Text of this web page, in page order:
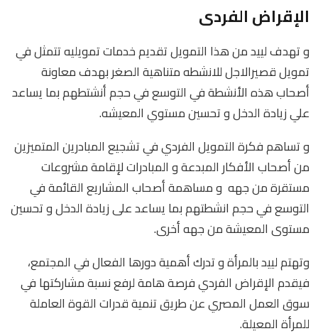
الإقراض الفردى
و تهدف لييد من هذا التمويل تقديم خدمات تمويليه تتمثل في
تمويل قصيرالاجل للانشطه متناهية الصغر بهدف معاونة
أصحاب هذه الأنشطة في التوسع في حجم أنشتطهم بما يساعد
علي زيادة الدخل و تحسين مستوي المعيشه.
و تساهم فكرة التمويل الفردي في تشجيع المبادرين المتميزين
من أصحاب الأفكار المبدعة و المبادرات لإقامة مشروعات
مستقرة من جهه و مساهمة أصحاب المشاريع القائمة في
التوسع في حجم انشطتهم بما يساعد على زيادة الدخل و تحسين
مستوى المعيشة من جهه أخرى.
وتهتم لييد بالمرأة و تدرك أهمية دورها الفعال في المجتمع،
فيقدم الإقراض الفردي فرصة هامة لرفع نسبة مشاركتها في
سوق العمل المصري عن طريق تنمية قدرات القوة العاملة
للمرأة المعيلة.